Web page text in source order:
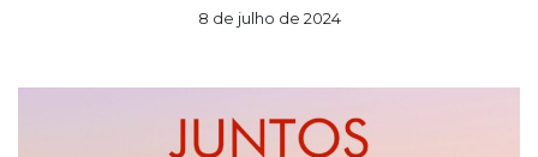
8 de julho de 2024